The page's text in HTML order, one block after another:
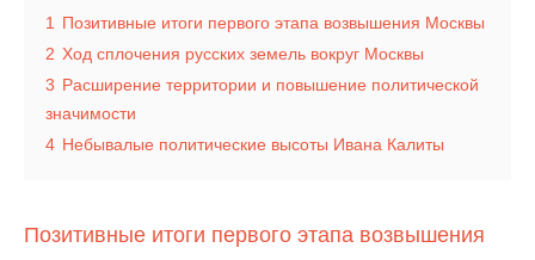
1
Позитивные итоги первого этапа возвышения Москвы
2 Ход сплочения русских земель вокруг Москвы
3 Расширение территории и повышение политической
значимости
4 Небывалые политические высоты Ивана Калиты
Позитивные итоги первого этапа возвышения